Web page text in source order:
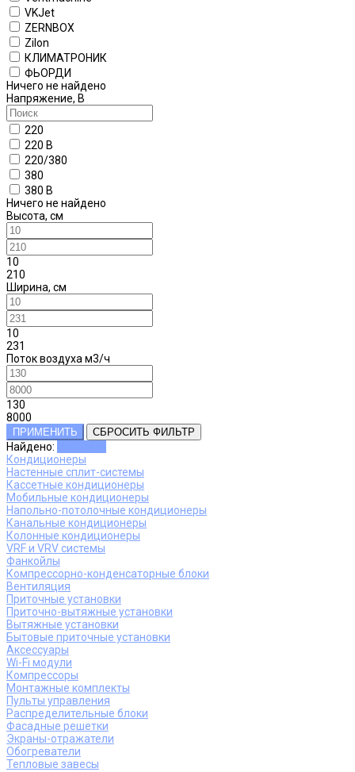
VKJet
ZERNBOX
Zilon
КЛИМАТРОНИК
ФЬОРДИ
Ничего не найдено
Напряжение, В
220
220 В
220/380
380
380 В
Ничего не найдено
Высота, см
10
210
Ширина, см
10
231
Поток воздуха м3/ч
130
8000
ПРИМЕНИТЬ СБРОСИТЬ ФИЛЬТР
Найдено:
Кондиционеры
Настенные сплит-системы
Кассетные кондиционеры
Мобильные кондиционеры
Напольно-потолочные кондиционеры
Канальные кондиционеры
Колонные кондиционеры
VRF и VRV системы
Фанкойлы
Компрессорно-конденсаторные блоки
Вентиляция
Приточные установки
Приточно-вытяжные установки
Вытяжные установки
Бытовые приточные установки
Аксессуары
Wi-Fi модули
Компрессоры
Монтажные комплекты
Пульты управления
Распределительные блоки
Фасадные решетки
Экраны-отражатели
Обогреватели
Тепловые завесы